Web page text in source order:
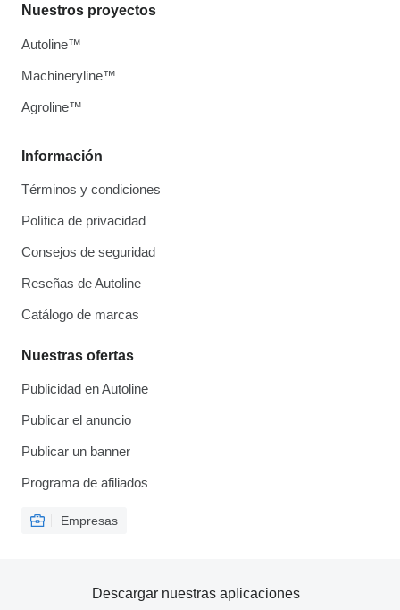
Información
Términos y condiciones
Política de privacidad
Consejos de seguridad
Reseñas de Autoline
Catálogo de marcas
Nuestras ofertas
Publicidad en Autoline
Publicar el anuncio
Publicar un banner
Programa de afiliados
Empresas
Nuestros proyectos
Autoline™
Machineryline™
Agroline™
Descargar nuestras aplicaciones